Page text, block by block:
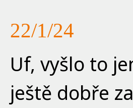
22/1/24
Uf, vyšlo to
ještě dobře